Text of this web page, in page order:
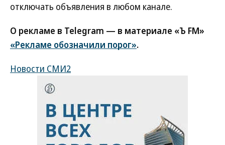
отключать объявления в любом канале.
О рекламе в Telegram — в материале «Ъ FM»
«Рекламе обозначили порог».
Новости СМИ2